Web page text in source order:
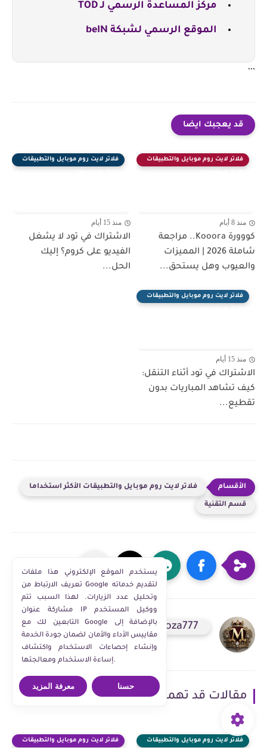
مركز المساعدة الرسمي لـ TOD
الموقع الرسمي لشبكة beIN
```
قد يعجبك ايضا
فلاتر لايت روم موبايل والتطبيقات
منذ 8 أيام
كووورة Kooora.. مراجعة
شاملة 2026 | المميزات
والعيوب وهل يستحق...
فلاتر لايت روم موبايل والتطبيقات
منذ 15 أيام
الاشتراك في تود لا يشغل
الفيديو على كروم؟ إليك
الحل...
فلاتر لايت روم موبايل والتطبيقات
منذ 15 أيام
الاشتراك في تود أثناء التنقل:
كيف تشاهد المباريات بدون
تقطيع...
فلاتر لايت روم موبايل والتطبيقات الأكثر استخداما
قسم التقنية
moza777
مقالات قد تهمك
فلاتر لايت روم موبايل والتطبيقات فلاتر لايت روم موبايل والتطبيقات
يستخدم الموقع الإلكتروني هذا ملفات
تعريف الارتباط من Google لتقديم خدماته
وتحليل عدد الزيارات. لهذا السبب تتم
مشاركة عنوان IP ووكيل المستخدم
التابعين لك مع Google بالإضافة إلى
مقاييس الأداء والأمان لضمان جودة الخدمة
وإنشاء إحصاءات الاستخدام واكتشاف
إساءة الاستخدام ومعالجتها.
معرفة المزيد حسنا